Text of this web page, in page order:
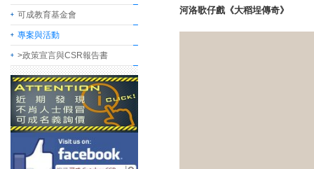
可成教育基金會
專案與活動
>政策宣言與CSR報告書
河洛歌仔戲《大稻埕傳奇》